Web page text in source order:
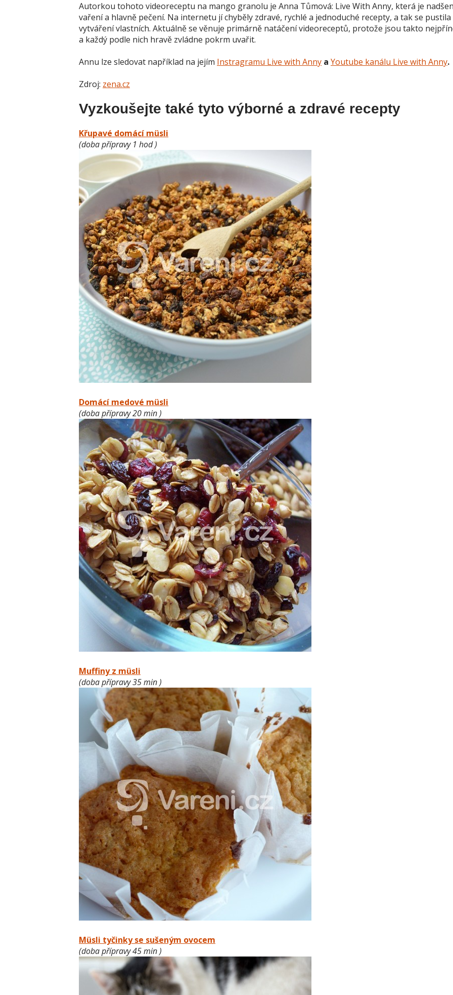
Autorkou tohoto videoreceptu na mango granolu je Anna Tůmová: Live With Anny, která je
vaření a hlavně pečení. Na internetu jí chyběly zdravé, rychlé a jednoduché recepty, a tak se pustila
vytváření vlastních. Aktuálně se věnuje primárně natáčení videoreceptů, protože jsou takto
a každý podle nich hravě zvládne pokrm uvařit.
Annu lze sledovat například na jejím Instragramu Live with Anny a Youtube kanálu Live with Anny.
Zdroj: zena.cz
Vyzkoušejte také tyto výborné a zdravé recepty
Křupavé domácí müsli
(doba přípravy 1 hod )
Domácí medové müsli
(doba přípravy 20 min )
Muffiny z müsli
(doba přípravy 35 min )
Müsli tyčinky se sušeným ovocem
(doba přípravy 45 min )